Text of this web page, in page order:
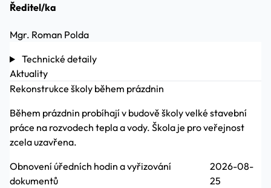
Ředitel/ka
Mgr. Roman Polda
Technické detaily
Aktuality
Rekonstrukce školy během prázdnin
Během prázdnin probíhají v budově školy velké stavební
práce na rozvodech tepla a vody. Škola je pro veřejnost
zcela uzavřena.
Obnovení úředních hodin a vyřizování
dokumentů
2026-08-
25